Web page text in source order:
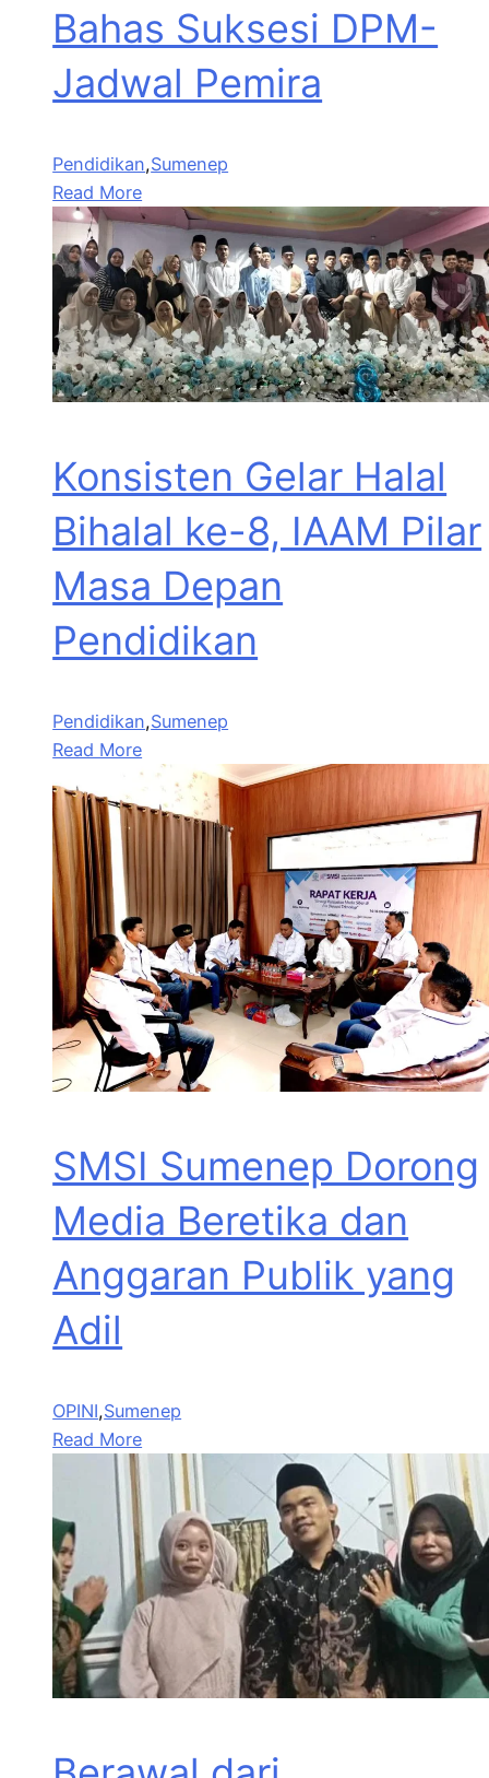
Bahas Suksesi DPM-
Jadwal Pemira
Pendidikan,Sumenep
Read More
Konsisten Gelar Halal
Bihalal ke-8, IAAM Pilar
Masa Depan
Pendidikan
Pendidikan,Sumenep
Read More
SMSI Sumenep Dorong
Media Beretika dan
Anggaran Publik yang
Adil
OPINI,Sumenep
Read More